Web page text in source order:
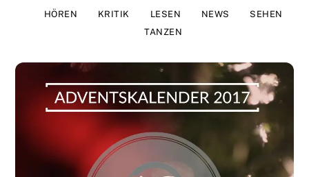
HÖREN KRITIK LESEN NEWS
SEHEN
TANZEN